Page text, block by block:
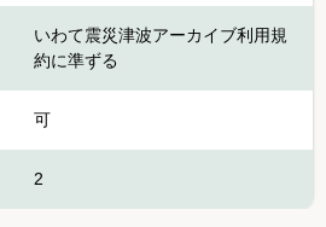
いわて震災津波アーカイブ利用規
約に準ずる
可
2